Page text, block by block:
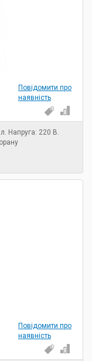
Повідомити про
наявність
Напруга: 220 В.
Повідомити про
наявність